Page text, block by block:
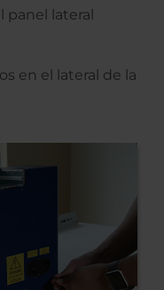
lateral
en el lateral de la